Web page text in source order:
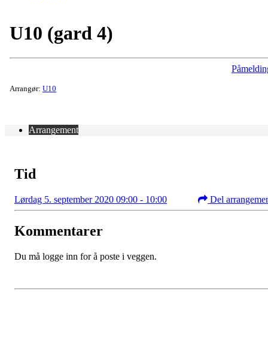
U10 (gard 4)
Arrangør: U10
Arrangement
Tid
Lørdag 5. september 2020 09:00 - 10:00 Del
Kommentarer
Du må logge inn for å poste i veggen.